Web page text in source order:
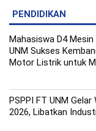
PENDIDIKAN
Mahasiswa D4
UNM Sukses
Motor Listrik untuk
PSPPI FT UNM
2026, Libatkan